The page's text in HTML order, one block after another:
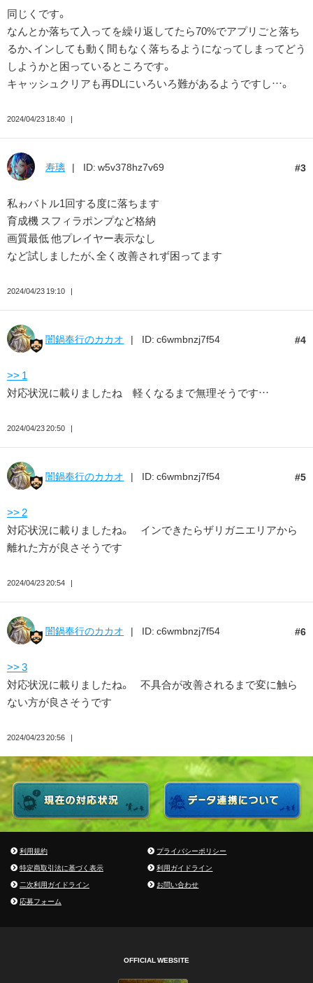
同じくです。
なんとか落ちて入ってを繰り返してたら70%でアプリごと落ち
るか、インしても動く間もなく落ちるようになってしまってどう
しようかと困っているところです。
キャッシュクリアも再DLにいろいろ難があるようですし…。
2024/04/23 18:40
3
寿璃 ID: w5v378hz7v69
私ゎバトル1回する度に落ちます
育成機 スフィラポンプなど格納
画質最低 他プレイヤー表示なし
など試しましたが、全く改善されず困ってます
2024/04/23 19:10
4
闇鍋奉行のカカオ ID: c6wmbnzj7f54
>> 1
対応状況に載りましたね 軽くなるまで無理そうです…
2024/04/23 20:50
5
闇鍋奉行のカカオ ID: c6wmbnzj7f54
>> 2
対応状況に載りましたね。 インできたらザリガニエリアから
離れた方が良さそうです
2024/04/23 20:54
6
闇鍋奉行のカカオ ID: c6wmbnzj7f54
>> 3
対応状況に載りましたね。 不具合が改善されるまで変に触ら
ない方が良さそうです
2024/04/23 20:56
利用規約
プライバシーポリシー
特定商取引法に基づく表示
利用ガイドライン
二次利用ガイドライン
お問い合わせ
応募フォーム
OFFICIAL WEBSITE